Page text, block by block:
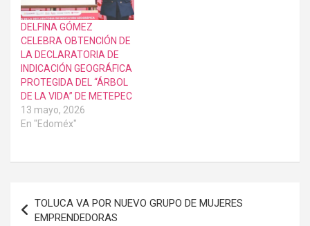
DELFINA GÓMEZ
CELEBRA OBTENCIÓN DE
LA DECLARATORIA DE
INDICACIÓN GEOGRÁFICA
PROTEGIDA DEL “ÁRBOL
DE LA VIDA” DE METEPEC
13 mayo, 2026
En "Edoméx"
de
TOLUCA VA POR NUEVO GRUPO DE MUJERES
EMPRENDEDORAS